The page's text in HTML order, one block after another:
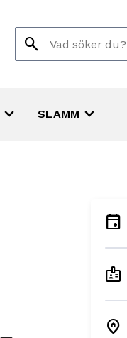
search
Sök
efter:
keyboard_arrow_down SLAMM keyboard_arrow_down
event
badge
home_pin